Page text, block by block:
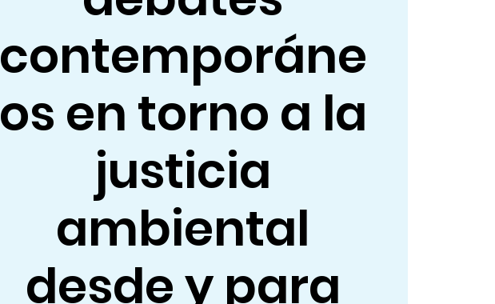
contemporáne
os en torno a la
justicia
ambiental
desde y para